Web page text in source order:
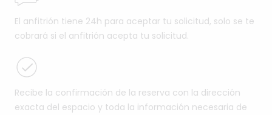
El anfitrión tiene 24h para aceptar tu solicitud, solo se te
cobrará si el anfitrión acepta tu solicitud.
Recibe la confirmación de la reserva con la dirección
exacta del espacio y toda la información necesaria de